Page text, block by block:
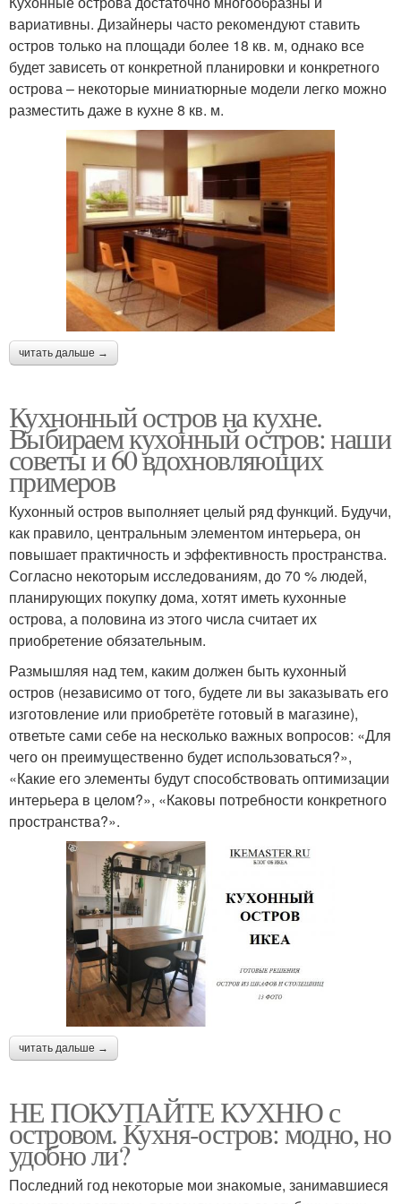
вариативны. Дизайнеры часто рекомендуют ставить
остров только на площади более 18 кв. м, однако все
будет зависеть от конкретной планировки и конкретного
острова – некоторые миниатюрные модели легко можно
разместить даже в кухне 8 кв. м.
читать дальше →
Кухнонный остров на кухне.
Выбираем кухонный остров: наши
советы и 60 вдохновляющих
примеров
Кухонный остров выполняет целый ряд функций. Будучи,
как правило, центральным элементом интерьера, он
повышает практичность и эффективность пространства.
Согласно некоторым исследованиям, до 70 % людей,
планирующих покупку дома, хотят иметь кухонные
острова, а половина из этого числа считает их
приобретение обязательным.
Размышляя над тем, каким должен быть кухонный
остров (независимо от того, будете ли вы заказывать его
изготовление или приобретёте готовый в магазине),
ответьте сами себе на несколько важных вопросов: «Для
чего он преимущественно будет использоваться?»,
«Какие его элементы будут способствовать оптимизации
интерьера в целом?», «Каковы потребности конкретного
пространства?».
читать дальше →
НЕ ПОКУПАЙТЕ КУХНЮ с
островом. Кухня-остров: модно, но
удобно ли?
Последний год некоторые мои знакомые, занимавшиеся